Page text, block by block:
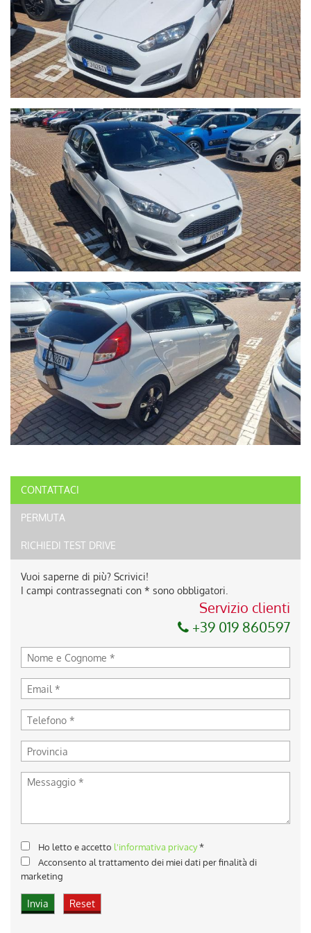
CONTATTACI
PERMUTA
RICHIEDI TEST DRIVE
Vuoi saperne di più? Scrivici!
I campi contrassegnati con * sono obbligatori.
Servizio clienti
+39 019 860597
Ho letto e accetto l'informativa privacy*
Acconsento al trattamento dei miei dati per finalità di
marketing